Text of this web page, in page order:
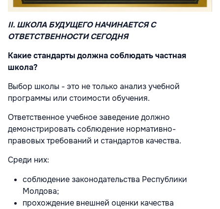
II. ШКОЛА БУДУЩЕГО НАЧИНАЕТСЯ С
ОТВЕТСТВЕННОСТИ СЕГОДНЯ
Какие стандарты должна соблюдать частная
школа?
Выбор школы - это не только анализ учебной
программы или стоимости обучения.
Ответственное учебное заведение должно
демонстрировать соблюдение нормативно-
правовых требований и стандартов качества.
Среди них:
соблюдение законодательства Республики
Молдова;
прохождение внешней оценки качества